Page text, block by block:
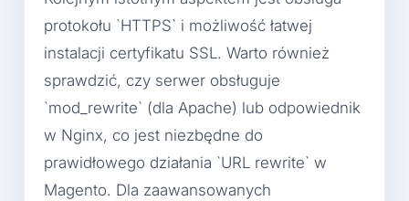
protokołu `HTTPS` i możliwość łatwej
instalacji certyfikatu SSL. Warto również
sprawdzić, czy serwer obsługuje
`mod_rewrite` (dla Apache) lub odpowiednik
w Nginx, co jest niezbędne do
prawidłowego działania `URL rewrite` w
Magento. Dla zaawansowanych